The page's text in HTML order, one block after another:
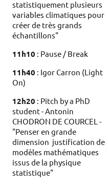
statistiquement plusieurs
variables climatiques pour
créer de très grands
échantillons"
11h10 : Pause / Break
11h40 : Igor Carron (Light
On)
12h20 : Pitch by a PhD
student - Antonin
CHODRON DE COURCEL -
"Penser en grande
dimension justification de
modèles mathématiques
issus de la physique
statistique"